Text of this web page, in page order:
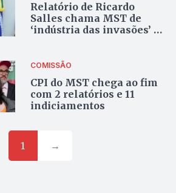
Relatório de Ricardo
Salles chama MST de
‘indústria das invasões’ e
COMISSÃO
CPI do MST chega ao fim
com 2 relatórios e 11
indiciamentos
1 →